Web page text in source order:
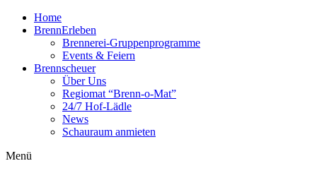
Home
BrennErleben
Brennerei-Gruppenprogramme
Events & Feiern
Brennscheuer
Über Uns
Regiomat “Brenn-o-Mat”
24/7 Hof-Lädle
News
Schauraum anmieten
Menü